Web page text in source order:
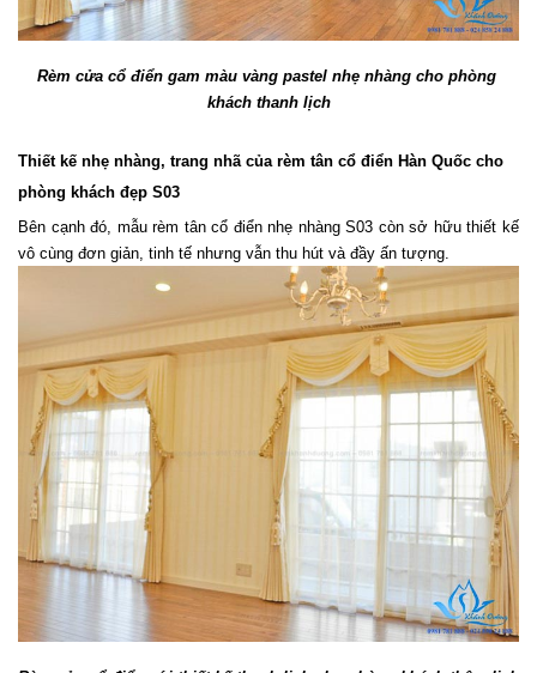
Rèm cửa cổ điển gam màu vàng pastel nhẹ nhàng cho phòng
khách thanh lịch
Thiết kế nhẹ nhàng, trang nhã của rèm tân cổ điển Hàn Quốc cho
phòng khách đẹp S03
Bên cạnh đó, mẫu rèm tân cổ điển nhẹ nhàng S03 còn sở hữu thiết kế
vô cùng đơn giản, tinh tế nhưng vẫn thu hút và đầy ấn tượng.